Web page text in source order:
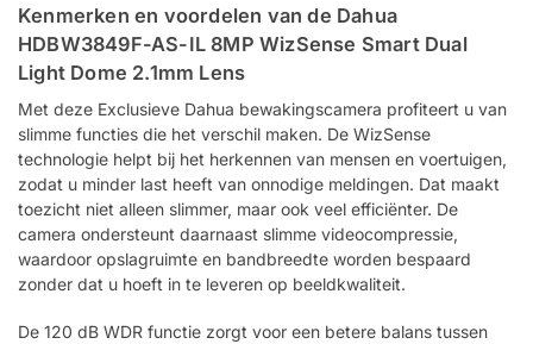
Kenmerken en voordelen van de Dahua
HDBW3849F-AS-IL 8MP WizSense Smart Dual
Light Dome 2.1mm Lens
Met deze Exclusieve Dahua bewakingscamera profiteert u van
slimme functies die het verschil maken. De WizSense
technologie helpt bij het herkennen van mensen en voertuigen,
zodat u minder last heeft van onnodige meldingen. Dat maakt
toezicht niet alleen slimmer, maar ook veel efficiënter. De
camera ondersteunt daarnaast slimme videocompressie,
waardoor opslagruimte en bandbreedte worden bespaard
zonder dat u hoeft in te leveren op beeldkwaliteit.
De 120 dB WDR functie zorgt voor een betere balans tussen